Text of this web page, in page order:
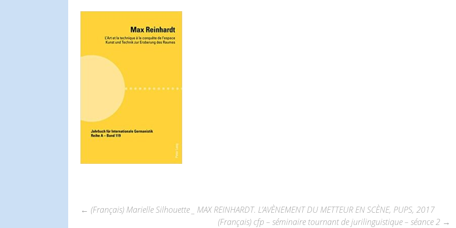
← (Français) Marielle Silhouette _ MAX REINHARDT. L’AVÈNEMENT DU METTEUR EN SCÈNE, PUPS, 2017
(Français) cfp – séminaire tournant de jurilinguistique – séance 2 →